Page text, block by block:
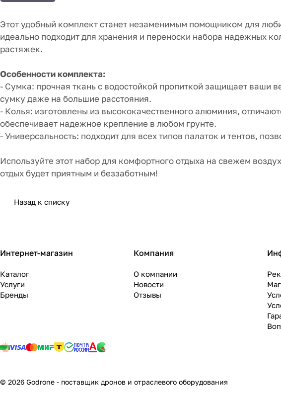
Этот удобный комплект станет незаменимым помощником для
идеально подходит для хранения и переноски набора надежных
растяжек.
Особенности комплекта:
- Сумка: прочная ткань с водостойкой пропиткой защищает ваши
сумку даже на большие расстояния.
- Колья: изготовлены из высококачественного алюминия,
обеспечивает надежное крепление в любом грунте.
- Универсальность: подходит для всех типов палаток и тентов,
Используйте этот набор для комфортного отдыха на свежем
отдых будет приятным и беззаботным!
Назад к списку
Интернет-магазин
Каталог
Услуги
Бренды
Компания
О компании
Новости
Отзывы
© 2026 Godrone - поставщик дронов и отраслевого оборудования